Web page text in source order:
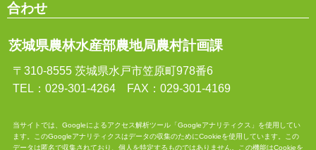
合わせ
茨城県農林水産部農地局農村計画課
〒310-8555 茨城県水戸市笠原町978番6
TEL：029-301-4264 FAX：029-301-4169
当サイトでは、Googleによるアクセス解析ツール「Googleアナリティクス」を使用してい
ます。このGoogleアナリティクスはデータの収集のためにCookieを使用しています。この
データは匿名で収集されており、個人を特定するものではありません。この機能はCookieを